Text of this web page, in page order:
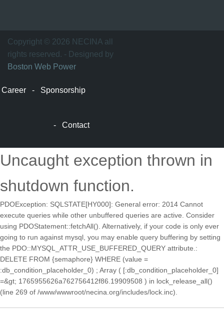
万
家
网
顿
活
波
顿
站
建
设
boston
web
design
波
士
顿
Copyright © 2026 NECINA all
rights reserved. - Designed by
Boston Web Power
Career - Sponsorship
-Contact
Uncaught exception thrown in
shutdown function.
PDOException: SQLSTATE[HY000]: General error: 2014 Cannot
execute queries while other unbuffered queries are active. Consider
using PDOStatement::fetchAll(). Alternatively, if your code is only ever
going to run against mysql, you may enable query buffering by setting
the PDO::MYSQL_ATTR_USE_BUFFERED_QUERY attribute.:
DELETE FROM {semaphore} WHERE (value =
:db_condition_placeholder_0) ; Array ( [:db_condition_placeholder_0]
=&gt; 1765955626a762756412f86.19909508 ) in lock_release_all()
(line 269 of /www/wwwroot/necina.org/includes/lock.inc).